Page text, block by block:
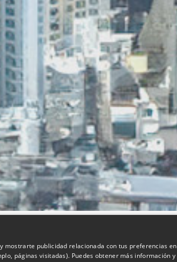
mostrarte publicidad relacionada con tus preferencias en
páginas visitadas). Puedes obtener más información y